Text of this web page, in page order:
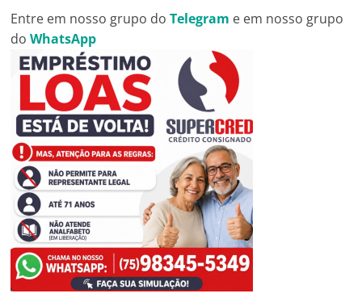
Entre em nosso grupo doTelegram e em nosso grupo
doWhatsApp